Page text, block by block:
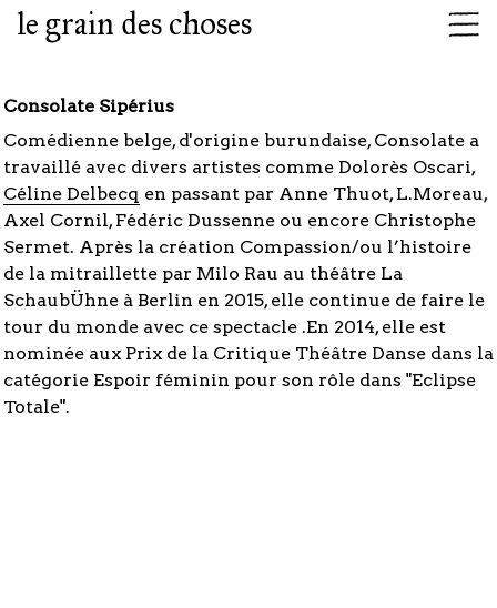
le grain des choses
Consolate Sipérius
Comédienne belge, d'origine burundaise, Consolate a
travaillé avec divers artistes comme Dolorès Oscari,
Céline Delbecq en passant par Anne Thuot, L.Moreau,
Axel Cornil, Fédéric Dussenne ou encore Christophe
Sermet. Après la création Compassion/ou l’histoire
de la mitraillette par Milo Rau au théâtre La
SchaubÜhne à Berlin en 2015, elle continue de faire le
tour du monde avec ce spectacle .En 2014, elle est
nominée aux Prix de la Critique Théâtre Danse dans la
catégorie Espoir féminin pour son rôle dans "Eclipse
Totale".